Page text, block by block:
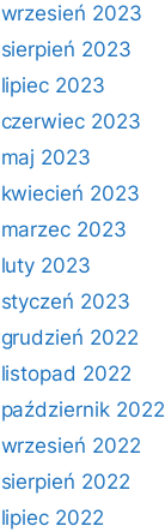
wrzesień 2023
sierpień 2023
lipiec 2023
czerwiec 2023
maj 2023
kwiecień 2023
marzec 2023
luty 2023
styczeń 2023
grudzień 2022
listopad 2022
październik 2022
wrzesień 2022
sierpień 2022
lipiec 2022